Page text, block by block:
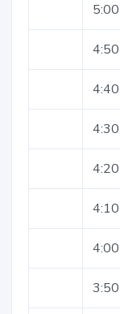
5:00
4:50
4:40
4:30
4:20
4:10
4:00
3:50